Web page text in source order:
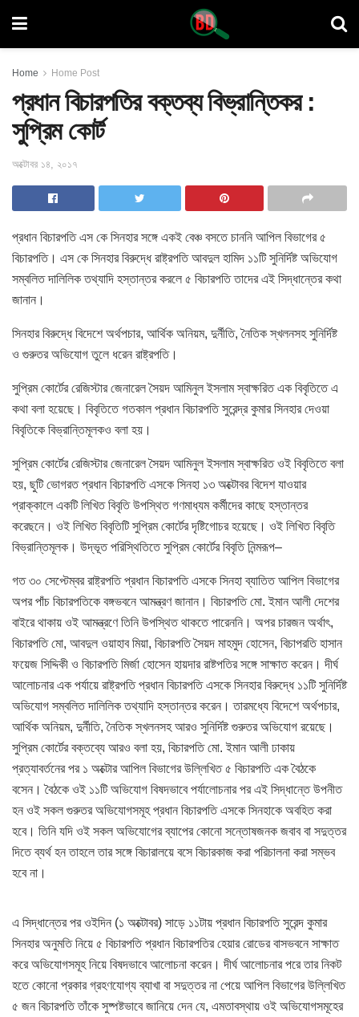
Home Home Post
প্রধান বিচারপতির বক্তব্য বিভ্রান্তিকর :
সুপ্রিম কোর্ট
অক্টোবর ১৪, ২০১৭
প্রধান বিচারপতি এস কে সিনহার সঙ্গে একই বেঞ্চ বসতে চাননি আপিল বিভাগের ৫
বিচারপতি। এস কে সিনহার বিরুদ্ধে রাষ্ট্রপতি আবদুল হামিদ ১১টি সুনির্দিষ্ট অভিযোগ
সম্বলিত দালিলিক তথ্যাদি হস্তান্তর করলে ৫ বিচারপতি তাদের এই সিদ্ধান্তের কথা
জানান।
সিনহার বিরুদ্ধে বিদেশে অর্থপচার, আর্থিক অনিয়ম, দুর্নীতি, নৈতিক স্খলনসহ সুনির্দিষ্ট
ও গুরুতর অভিযোগ তুলে ধরেন রাষ্ট্রপতি।
সুপ্রিম কোর্টের রেজিস্টার জেনারেল সৈয়দ আমিনুল ইসলাম স্বাক্ষরিত এক বিবৃতিতে এ
কথা বলা হয়েছে। বিবৃতিতে গতকাল প্রধান বিচারপতি সুরেন্দ্র কুমার সিনহার দেওয়া
বিবৃতিকে বিভ্রান্তিমূলকও বলা হয়।
সুপ্রিম কোর্টের রেজিস্টার জেনারেল সৈয়দ আমিনুল ইসলাম স্বাক্ষরিত ওই বিবৃতিতে বলা
হয়, ছুটি ভোগরত প্রধান বিচারপতি এসকে সিনহা ১৩ অক্টোবর বিদেশ যাওয়ার
প্রাক্কালে একটি লিখিত বিবৃতি উপস্থিত গণমাধ্যম কর্মীদের কাছে হস্তান্তর
করেছনে। ওই লিখিত বিবৃতিটি সুপ্রিম কোর্টের দৃষ্টিগোচর হয়েছে। ওই লিখিত বিবৃতি
বিভ্রান্তিমূলক। উদ্ভূত পরিস্থিতিতে সুপ্রিম কোর্টের বিবৃতি নিন্মরূপ–
গত ৩০ সেপ্টেম্বর রাষ্ট্রপতি প্রধান বিচারপতি এসকে সিনহা ব্যাতিত আপিল বিভাগের
অপর পাঁচ বিচারপতিকে বঙ্গভবনে আমন্ত্রণ জানান। বিচারপতি মো. ইমান আলী দেশের
বাইরে থাকায় ওই আমন্ত্রণে তিনি উপস্থিত থাকতে পারেননি। অপর চারজন অর্থাৎ,
বিচারপতি মো, আবদুল ওয়াহাব মিয়া, বিচারপতি সৈয়দ মাহমুদ হোসেন, বিচাপরতি হাসান
ফয়েজ সিদ্দিকী ও বিচারপতি মির্জা হোসেন হায়দার রাষ্টপতির সঙ্গে সাক্ষাত করেন। দীর্ঘ
আলোচনার এক পর্যায়ে রাষ্ট্রপতি প্রধান বিচারপতি এসকে সিনহার বিরুদ্ধে ১১টি সুনির্দিষ্ট
অভিযোগ সম্বলিত দালিলিক তথ্যাদি হস্তান্তর করেন। তারমধ্যে বিদেশে অর্থপচার,
আর্থিক অনিয়ম, দুর্নীতি, নৈতিক স্খলনসহ আরও সুনির্দিষ্ট গুরুতর অভিযোগ রয়েছে।
সুপ্রিম কোর্টের বক্তব্যে আরও বলা হয়, বিচারপতি মো. ইমান আলী ঢাকায়
প্রত্যাবর্তনের পর ১ অক্টোর আপিল বিভাগের উল্লিখিত ৫ বিচারপতি এক বৈঠকে
বসেন। বৈঠকে ওই ১১টি অভিযোগ বিষদভাবে পর্যালোচনার পর এই সিদ্ধান্তে উপনীত
হন ওই সকল গুরুতর অভিযোগসমূহ প্রধান বিচারপতি এসকে সিনহাকে অবহিত করা
হবে। তিনি যদি ওই সকল অভিযোগের ব্যাপের কোনো সন্তোষজনক জবাব বা সদুত্তর
দিতে ব্যর্থ হন তাহলে তার সঙ্গে বিচারালয়ে বসে বিচারকাজ করা পরিচালনা করা সম্ভব
হবে না।
এ সিদ্ধান্তের পর ওইদিন (১ অক্টোবর) সাড়ে ১১টায় প্রধান বিচারপতি সুরেন্দ কুমার
সিনহার অনুমতি নিয়ে ৫ বিচারপতি প্রধান বিচারপতির হেয়ার রোডের বাসভবনে সাক্ষাত
করে অভিযোগসমূহ নিয়ে বিষদভাবে আলোচনা করেন। দীর্ঘ আলোচনার পরে তার নিকট
হতে কোনো প্রকার গ্রহণযোগ্য ব্যাখা বা সদুত্তর না পেয়ে আপিল বিভাগের উল্লিখিত
৫ জন বিচারপতি তাঁকে সুষ্পষ্টভাবে জানিয়ে দেন যে, এমতাবস্থায় ওই অভিযোগসমূহের